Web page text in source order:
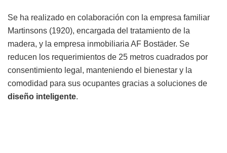
Se ha realizado en colaboración con la empresa familiar
Martinsons (1920), encargada del tratamiento de la
madera, y la empresa inmobiliaria AF Bostäder. Se
reducen los requerimientos de 25 metros cuadrados por
consentimiento legal, manteniendo el bienestar y la
comodidad para sus ocupantes gracias a soluciones de
diseño inteligente.